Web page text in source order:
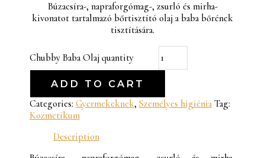
Búzacsíra-, napraforgómag-, zsurló és mirha-
kivonatot tartalmazó bőrtisztító olaj a baba bőrének
tisztítására.
Chubby Baba Olaj quantity
ADD TO CART
Categories: Gyermekeknek, Személyes higiénia Tag:
Kozmetikum
Description